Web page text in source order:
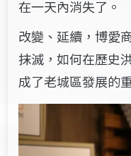
在一天內消失了。
改變、延續，博愛
抹滅，如何在歷史
成了老城區發展的